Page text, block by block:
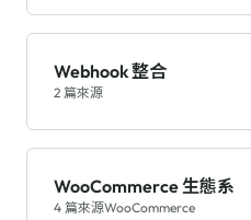
Webhook 整合
2 篇來源
WooCommerce 生態系
4 篇來源WooCommerce